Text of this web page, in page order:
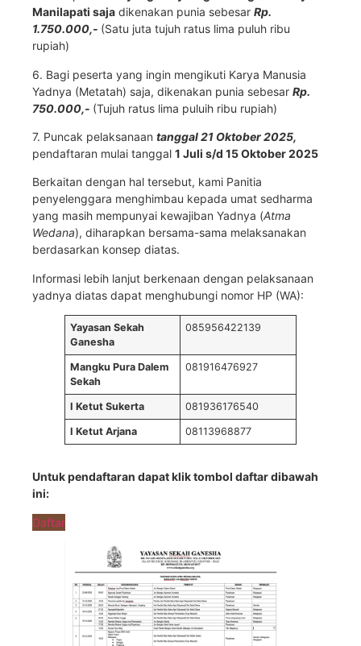
Manilapati saja dikenakan punia sebesar Rp.
1.750.000,- (Satu juta tujuh ratus lima puluh ribu
rupiah)
6. Bagi peserta yang ingin mengikuti Karya Manusia
Yadnya (Metatah) saja, dikenakan punia sebesar Rp.
750.000,- (Tujuh ratus lima puluih ribu rupiah)
7. Puncak pelaksanaan tanggal 21 Oktober 2025,
pendaftaran mulai tanggal 1 Juli s/d 15 Oktober 2025
Berkaitan dengan hal tersebut, kami Panitia
penyelenggara menghimbau kepada umat sedharma
yang masih mempunyai kewajiban Yadnya (Atma
Wedana), diharapkan bersama-sama melaksanakan
berdasarkan konsep diatas.
Informasi lebih lanjut berkenaan dengan pelaksanaan
yadnya diatas dapat menghubungi nomor HP (WA):
Yayasan Sekah
Ganesha
085956422139
Mangku Pura Dalem
Sekah
081916476927
I Ketut Sukerta 081936176540
I Ketut Arjana 08113968877
Untuk pendaftaran dapat klik tombol daftar dibawah
ini:
Daftar